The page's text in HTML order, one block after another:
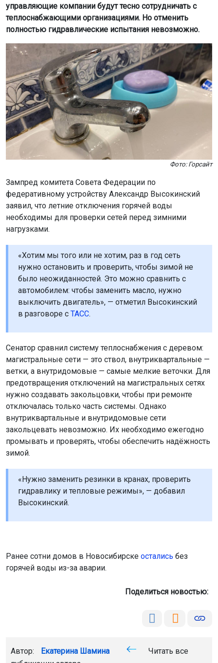
управляющие компании будут тесно сотрудничать с
теплоснабжающими организациями. Но отменить
полностью гидравлические испытания невозможно.
Фото: Горсайт
Зампред комитета Совета Федерации по
федеративному устройству Александр Высокинский
заявил, что летние отключения горячей воды
необходимы для проверки сетей перед зимними
нагрузками.
«Хотим мы того или не хотим, раз в год сеть
нужно остановить и проверить, чтобы зимой не
было неожиданностей. Это можно сравнить с
автомобилем: чтобы заменить масло, нужно
выключить двигатель», — отметил Высокинский
в разговоре с ТАСС.
Сенатор сравнил систему теплоснабжения с деревом:
магистральные сети — это ствол, внутриквартальные —
ветки, а внутридомовые — самые мелкие веточки. Для
предотвращения отключений на магистральных сетях
нужно создавать закольцовки, чтобы при ремонте
отключалась только часть системы. Однако
внутриквартальные и внутридомовые сети
закольцевать невозможно. Их необходимо ежегодно
промывать и проверять, чтобы обеспечить надёжность
зимой.
«Нужно заменить резинки в кранах, проверить
гидравлику и тепловые режимы», — добавил
Высокинский.
Ранее сотни домов в Новосибирске остались без
горячей воды из-за аварии.
Поделиться новостью:
Автор: Екатерина Шамина
Читать все